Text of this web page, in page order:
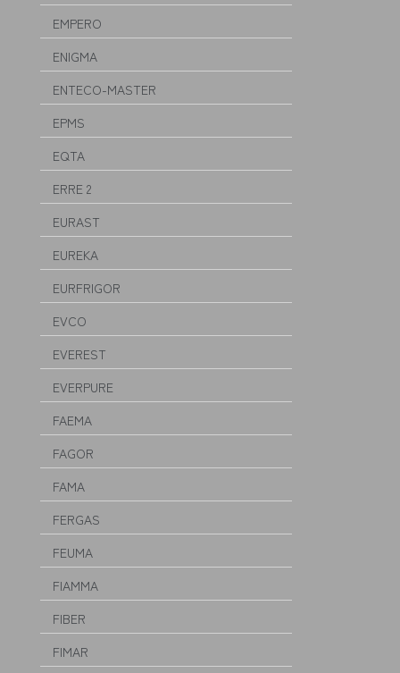
EMPERO
ENIGMA
ENTECO-MASTER
EPMS
EQTA
ERRE 2
EURAST
EUREKA
EURFRIGOR
EVCO
EVEREST
EVERPURE
FAEMA
FAGOR
FAMA
FERGAS
FEUMA
FIAMMA
FIBER
FIMAR